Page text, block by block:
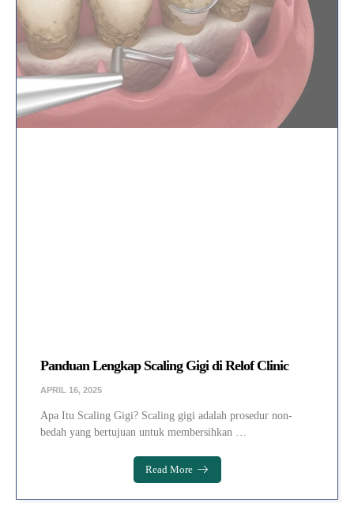
Panduan Lengkap Scaling Gigi di Relof Clinic
APRIL 16, 2025
Apa Itu Scaling Gigi? Scaling gigi adalah prosedur non-
bedah yang bertujuan untuk membersihkan …
Read More